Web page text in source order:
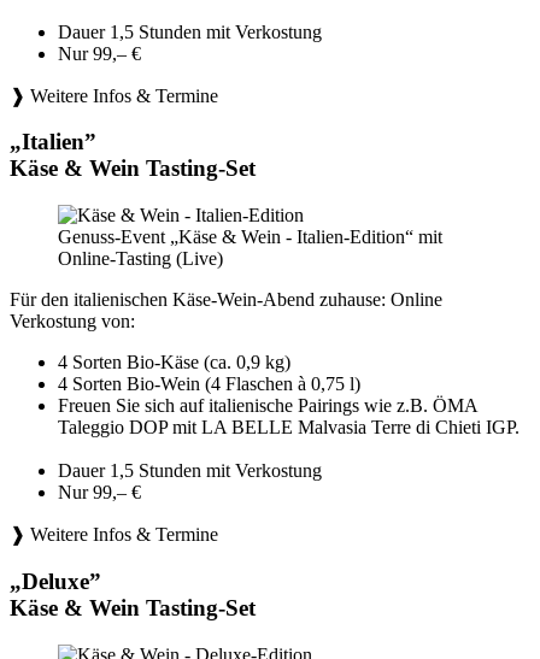
Dauer 1,5 Stunden mit Verkostung
Nur 99,– €
❱ Weitere Infos & Termine
„Italien”
Käse & Wein Tasting-Set
Genuss-Event „Käse & Wein - Italien-Edition“ mit
Online-Tasting (Live)
Für den italienischen Käse-Wein-Abend zuhause: Online
Verkostung von:
4 Sorten Bio-Käse (ca. 0,9 kg)
4 Sorten Bio-Wein (4 Flaschen à 0,75 l)
Freuen Sie sich auf italienische Pairings wie z.B. ÖMA
Taleggio DOP mit LA BELLE Malvasia Terre di Chieti IGP.
Dauer 1,5 Stunden mit Verkostung
Nur 99,– €
❱ Weitere Infos & Termine
„Deluxe”
Käse & Wein Tasting-Set